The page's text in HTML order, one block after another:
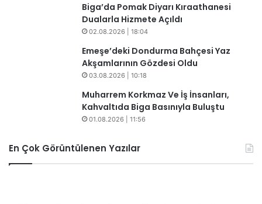
Biga’da Pomak Diyarı Kıraathanesi
Dualarla Hizmete Açıldı
02.08.2026 | 18:04
​​Emeşe’deki Dondurma Bahçesi Yaz
Akşamlarının Gözdesi Oldu
03.08.2026 | 10:18
​Muharrem Korkmaz Ve İş İnsanları,
Kahvaltıda Biga Basınıyla Buluştu
01.08.2026 | 11:56
En Çok Görüntülenen Yazılar